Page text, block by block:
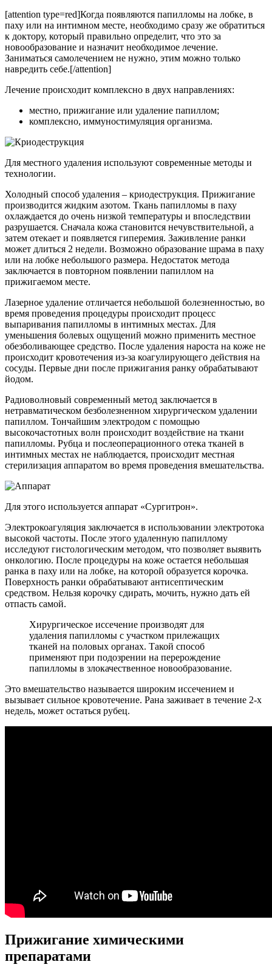
[attention type=red]Когда появляются папилломы на лобке, в
паху или на интимном месте, необходимо сразу же обратиться
к доктору, который правильно определит, что это за
новообразование и назначит необходимое лечение.
Заниматься самолечением не нужно, этим можно только
навредить себе.[/attention]
Лечение происходит комплексно в двух направлениях:
местно, прижигание или удаление папиллом;
комплексно, иммуностимуляция организма.
Для местного удаления используют современные методы и
технологии.
Холодный способ удаления – криодеструкция. Прижигание
производится жидким азотом. Ткань папилломы в паху
охлаждается до очень низкой температуры и впоследствии
разрушается. Сначала кожа становится нечувствительной, а
затем отекает и появляется гиперемия. Заживление ранки
может длиться 2 недели. Возможно образование шрама в паху
или на лобке небольшого размера. Недостаток метода
заключается в повторном появлении папиллом на
прижигаемом месте.
Лазерное удаление отличается небольшой болезненностью, во
время проведения процедуры происходит процесс
выпаривания папилломы в интимных местах. Для
уменьшения болевых ощущений можно применить местное
обезболивающее средство. После удаления нароста на коже не
происходит кровотечения из-за коагулирующего действия на
сосуды. Первые дни после прижигания ранку обрабатывают
йодом.
Радиоволновый современный метод заключается в
нетравматическом безболезненном хирургическом удалении
папиллом. Тончайшим электродом с помощью
высокочастотных волн происходит воздействие на ткани
папилломы. Рубца и послеоперационного отека тканей в
интимных местах не наблюдается, происходит местная
стерилизация аппаратом во время проведения вмешательства.
Для этого используется аппарат «Сургитрон».
Электрокоагуляция заключается в использовании электротока
высокой частоты. После этого удаленную папиллому
исследуют гистологическим методом, что позволяет выявить
онкологию. После процедуры на коже остается небольшая
ранка в паху или на лобке, на которой образуется корочка.
Поверхность ранки обрабатывают антисептическим
средством. Нельзя корочку сдирать, мочить, нужно дать ей
отпасть самой.
Хирургическое иссечение производят для
удаления папилломы с участком прилежащих
тканей на половых органах. Такой способ
применяют при подозрении на перерождение
папилломы в злокачественное новообразование.
Это вмешательство называется широким иссечением и
вызывает сильное кровотечение. Рана заживает в течение 2-х
недель, может остаться рубец.
Прижигание химическими
препаратами